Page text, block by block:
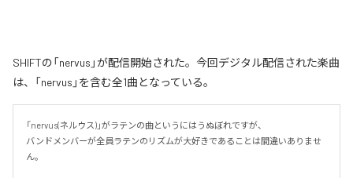
SHIFTの「nervus」が配信開始された。今回デジタル配信された楽曲
は、「nervus」を含む全1曲となっている。
「nervus(ネルウス)」がラテンの曲というにはうぬぼれですが、
バンドメンバーが全員ラテンのリズムが大好きであることは間違いありませ
ん。